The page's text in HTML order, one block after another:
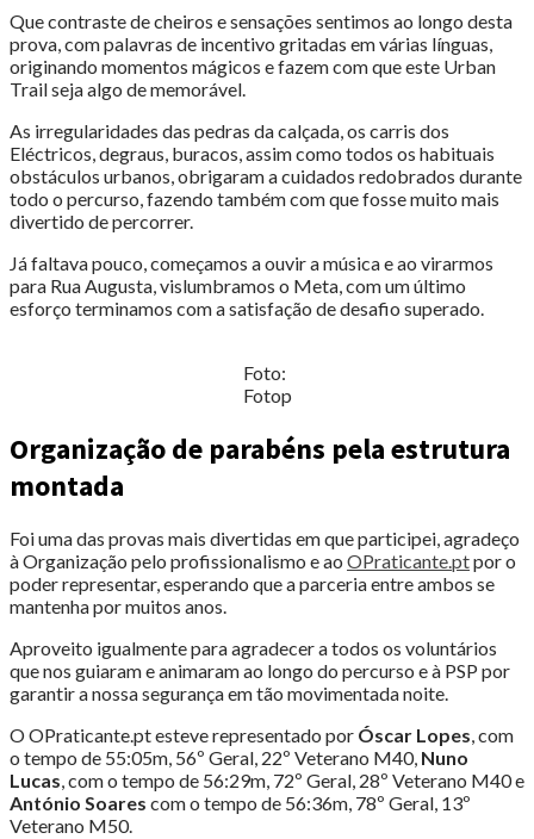
Que contraste de cheiros e sensações sentimos ao longo desta
prova, com palavras de incentivo gritadas em várias línguas,
originando momentos mágicos e fazem com que este Urban
Trail seja algo de memorável.
As irregularidades das pedras da calçada, os carris dos
Eléctricos, degraus, buracos, assim como todos os habituais
obstáculos urbanos, obrigaram a cuidados redobrados durante
todo o percurso, fazendo também com que fosse muito mais
divertido de percorrer.
Já faltava pouco, começamos a ouvir a música e ao virarmos
para Rua Augusta, vislumbramos o Meta, com um último
esforço terminamos com a satisfação de desafio superado.
Foto:
Fotop
Organização de parabéns pela estrutura
montada
Foi uma das provas mais divertidas em que participei, agradeço
à Organização pelo profissionalismo e ao OPraticante.ptpor o
poder representar, esperando que a parceria entre ambos se
mantenha por muitos anos.
Aproveito igualmente para agradecer a todos os voluntários
que nos guiaram e animaram ao longo do percurso e à PSP por
garantir a nossa segurança em tão movimentada noite.
O OPraticante.pt esteve representado por Óscar Lopes, com
o tempo de 55:05m, 56º Geral, 22º Veterano M40, Nuno
Lucas, com o tempo de 56:29m, 72º Geral, 28º Veterano M40 e
António Soares com o tempo de 56:36m, 78º Geral, 13º
Veterano M50.